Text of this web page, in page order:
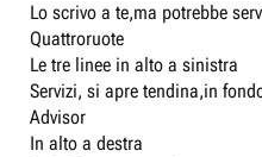
Lo scrivo a te,ma potrebbe
Quattroruote
Le tre linee in alto a sinistra
Servizi, si apre tendina,in
Advisor
In alto a destra